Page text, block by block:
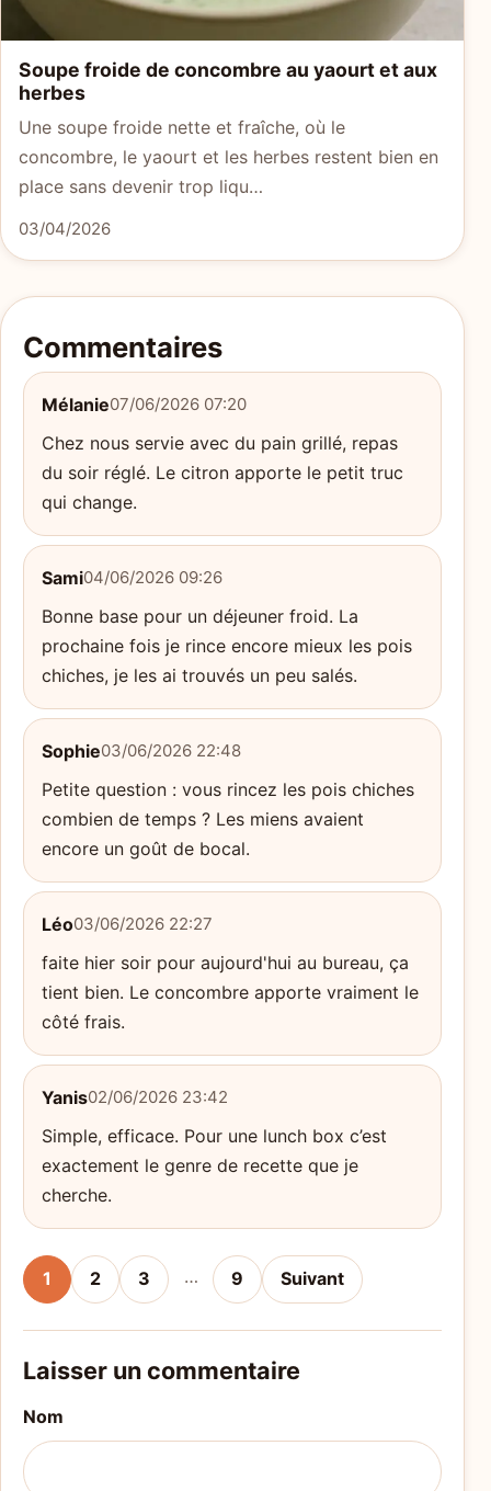
Soupe froide de concombre au yaourt et aux
herbes
Une soupe froide nette et fraîche, où le
concombre, le yaourt et les herbes restent bien en
place sans devenir trop liqu…
03/04/2026
Commentaires
Mélanie07/06/2026 07:20
Chez nous servie avec du pain grillé, repas
du soir réglé. Le citron apporte le petit truc
qui change.
Sami04/06/2026 09:26
Bonne base pour un déjeuner froid. La
prochaine fois je rince encore mieux les pois
chiches, je les ai trouvés un peu salés.
Sophie03/06/2026 22:48
Petite question : vous rincez les pois chiches
combien de temps ? Les miens avaient
encore un goût de bocal.
Léo03/06/2026 22:27
faite hier soir pour aujourd'hui au bureau, ça
tient bien. Le concombre apporte vraiment le
côté frais.
Yanis02/06/2026 23:42
Simple, efficace. Pour une lunch box c’est
exactement le genre de recette que je
cherche.
1 2 3 … 9 Suivant
Laisser un commentaire
Nom